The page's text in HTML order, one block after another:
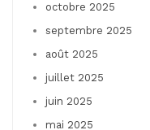
octobre 2025
septembre 2025
août 2025
juillet 2025
juin 2025
mai 2025